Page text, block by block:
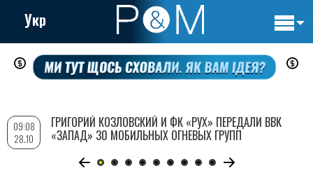
Перейти
содержанию
Укр
09:08
28.10
ГРИГОРИЙ КОЗЛОВСКИЙ И ФК «РУХ» ПЕРЕДАЛИ ВВК
«ЗАПАД» 30 МОБИЛЬНЫХ ОГНЕВЫХ ГРУПП